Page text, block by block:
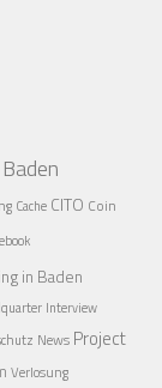
Baden
Cache CITO Coin
in Baden
Interview
News Project
Verlosung